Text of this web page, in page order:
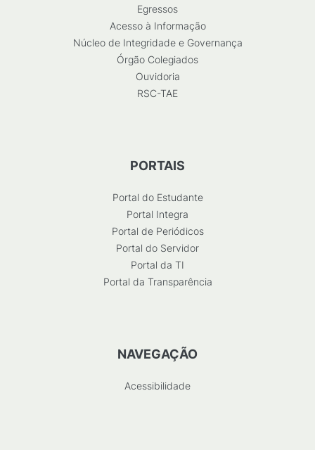
Egressos
Acesso à Informação
Núcleo de Integridade e Governança
Órgão Colegiados
Ouvidoria
RSC-TAE
PORTAIS
Portal do Estudante
Portal Integra
Portal de Periódicos
Portal do Servidor
Portal da TI
Portal da Transparência
NAVEGAÇÃO
Acessibilidade